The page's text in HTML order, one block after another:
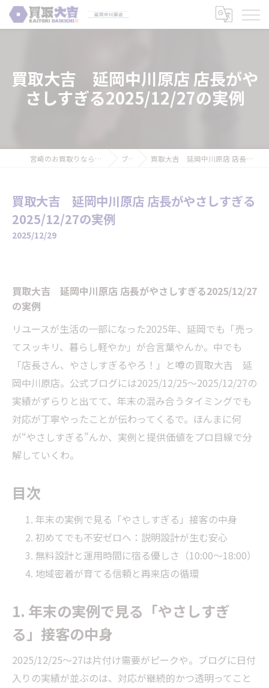
買取大吉 延岡中川原店 店長がや
さしすぎる2025/12/27の実例
宮崎のお買取りなら買取大吉 延岡中川原店 ブログ 買取大吉 延岡中川原店 店長がやさしすぎる2025/12/27の実例
買取大吉 延岡中川原店 店長がやさしすぎる
2025/12/27の実例
2025/12/29
買取大吉 延岡中川原店 店長がやさしすぎる2025/12/27
の実例
リユースが生活の一部になった2025年、延岡でも「売っ
てスッキリ、暮らし軽やか」が合言葉やんか。中でも
「店長さん、やさしすぎるやろ！」と噂の買取大吉 延
岡中川原店。公式ブログには2025/12/25〜2025/12/27の
実績がずらりと出てて、年末の混み合うタイミングでも
対応が丁寧やったことが伝わってくるで。ほんまに何
が“やさしすぎる”んか、実例と提供価値をプロ目線で分
解していくわ。
目次
年末の実例で見る「やさしすぎる」接客の中身
初めてでも不安ゼロへ：説明設計が生む安心
無料設計と運用時間に宿る優しさ（10:00～18:00）
地域密着が育てる信頼と再来店の循環
1. 年末の実例で見る「やさしすぎ
る」接客の中身
2025/12/25〜27は片付け需要がピークや。ブログに日付
入りの実績が並ぶのは、対応が継続的かつ透明ってこと